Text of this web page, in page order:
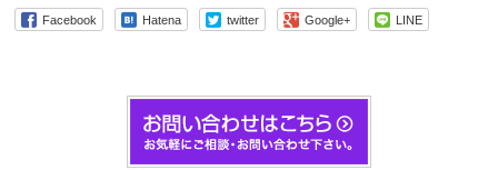
Facebook Hatena twitter Google+ LINE